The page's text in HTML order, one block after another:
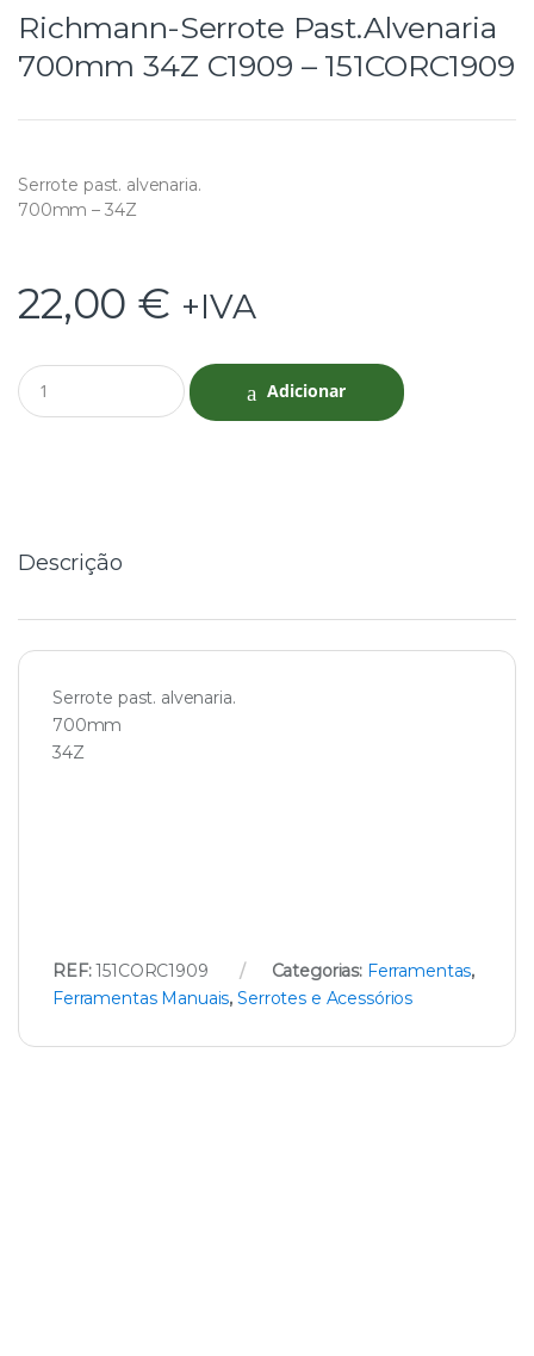
Richmann-Serrote Past.Alvenaria
700mm 34Z C1909 – 151CORC1909
Serrote past. alvenaria.
700mm – 34Z
22,00 € +IVA
Q
u
Adicionar
Descrição
Serrote past. alvenaria.
700mm
34Z
REF:151CORC1909 Categorias: Ferramentas,
Ferramentas Manuais,Serrotes e Acessórios